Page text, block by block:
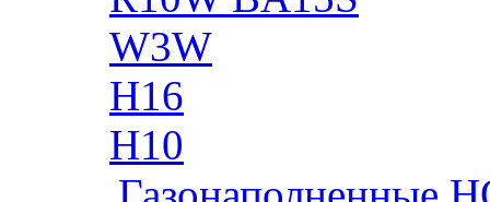
W3W
H16
H10